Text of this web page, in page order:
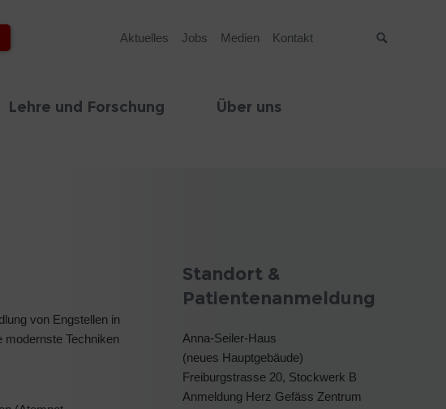
Aktuelles Jobs Medien Kontakt
Lehre und Forschung Über uns
von Engstellen in
Techniken
Standort &
Patientenanmeldung
Anna-Seiler-Haus
(neues Hauptgebäude)
Freiburgstrasse 20, Stockwerk B
Anmeldung Herz Gefäss Zentrum